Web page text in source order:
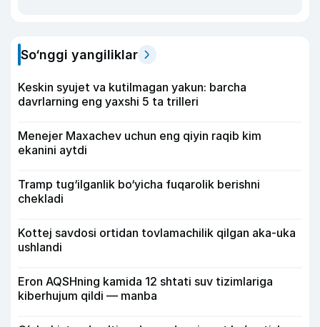
So‘nggi yangiliklar
Keskin syujet va kutilmagan yakun: barcha
davrlarning eng yaxshi 5 ta trilleri
Menejer Maxachev uchun eng qiyin raqib kim
ekanini aytdi
Tramp tug‘ilganlik bo‘yicha fuqarolik berishni
chekladi
Kottej savdosi ortidan tovlamachilik qilgan aka-uka
ushlandi
Eron AQSHning kamida 12 shtati suv tizimlariga
kiberhujum qildi — manba